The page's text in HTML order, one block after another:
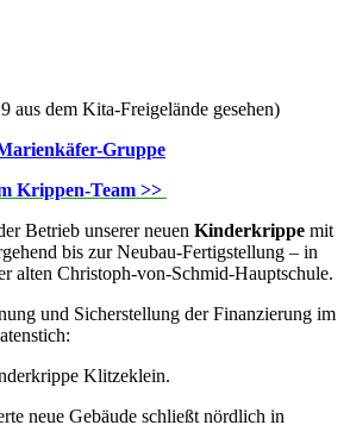
aus dem Kita-Freigelände gesehen)
Gruppe
Krippen-Team >>
Betrieb unserer neuen Kinderkrippe mit
bis zurNeubau-Fertigstellung – in
alten Christoph-von-Schmid-Hauptschule.
und Sicherstellung der Finanzierung im
Klitzeklein.
neue Gebäude schließt nördlich in